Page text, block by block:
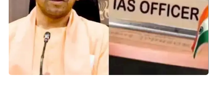
समस्या
Covid-19
अपराध
शिक्षा